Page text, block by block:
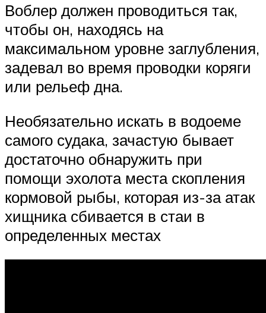
Воблер должен проводиться так,
чтобы он, находясь на
максимальном уровне заглубления,
задевал во время проводки коряги
или рельеф дна.
Необязательно искать в водоеме
самого судака, зачастую бывает
достаточно обнаружить при
помощи эхолота места скопления
кормовой рыбы, которая из-за атак
хищника сбивается в стаи в
определенных местах